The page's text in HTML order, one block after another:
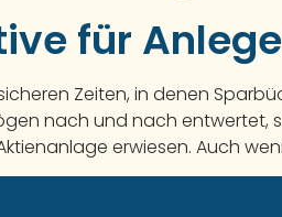
für
Zeiten, in denen
nach und nach entwertet,
erwiesen. Auch